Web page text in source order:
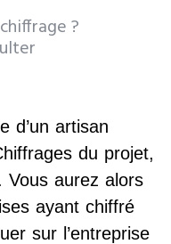
?
d’un artisan
du projet,
Vous aurez alors
ayant chiffré
sur l’entreprise